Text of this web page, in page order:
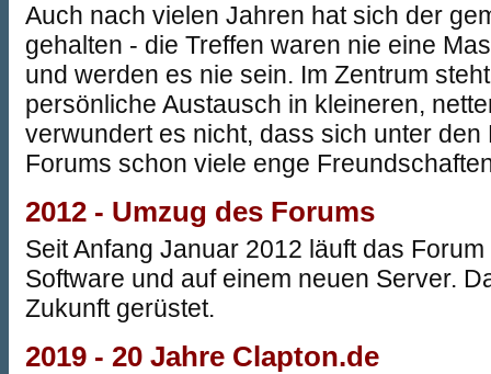
Auch nach vielen Jahren hat sich der
gehalten - die Treffen waren nie eine
und werden es nie sein. Im Zentrum
persönliche Austausch in kleineren,
verwundert es nicht, dass sich unter den
Forums schon viele enge
2012 - Umzug des Forums
Seit Anfang Januar 2012 läuft das
Software und auf einem neuen Server.
Zukunft gerüstet.
2019 - 20 Jahre Clapton.de